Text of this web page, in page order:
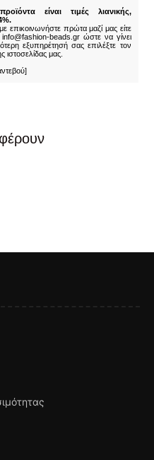
είναι τιμές λιανικής,
επικοινωνήστε πρώτα μαζί μας είτε
beads.gr ώστε να γίνει
εξυπηρέτησή σας επιλέξτε τον
μας.